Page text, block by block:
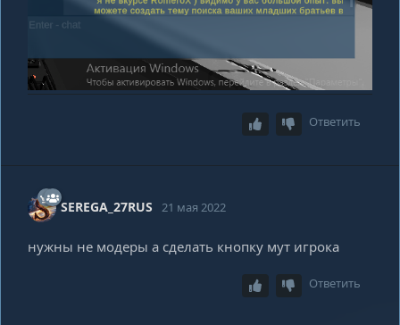
Ответить
SEREGA_27RUS 21 мая 2022
нужны не модеры а сделать кнопку мут игрока
Ответить